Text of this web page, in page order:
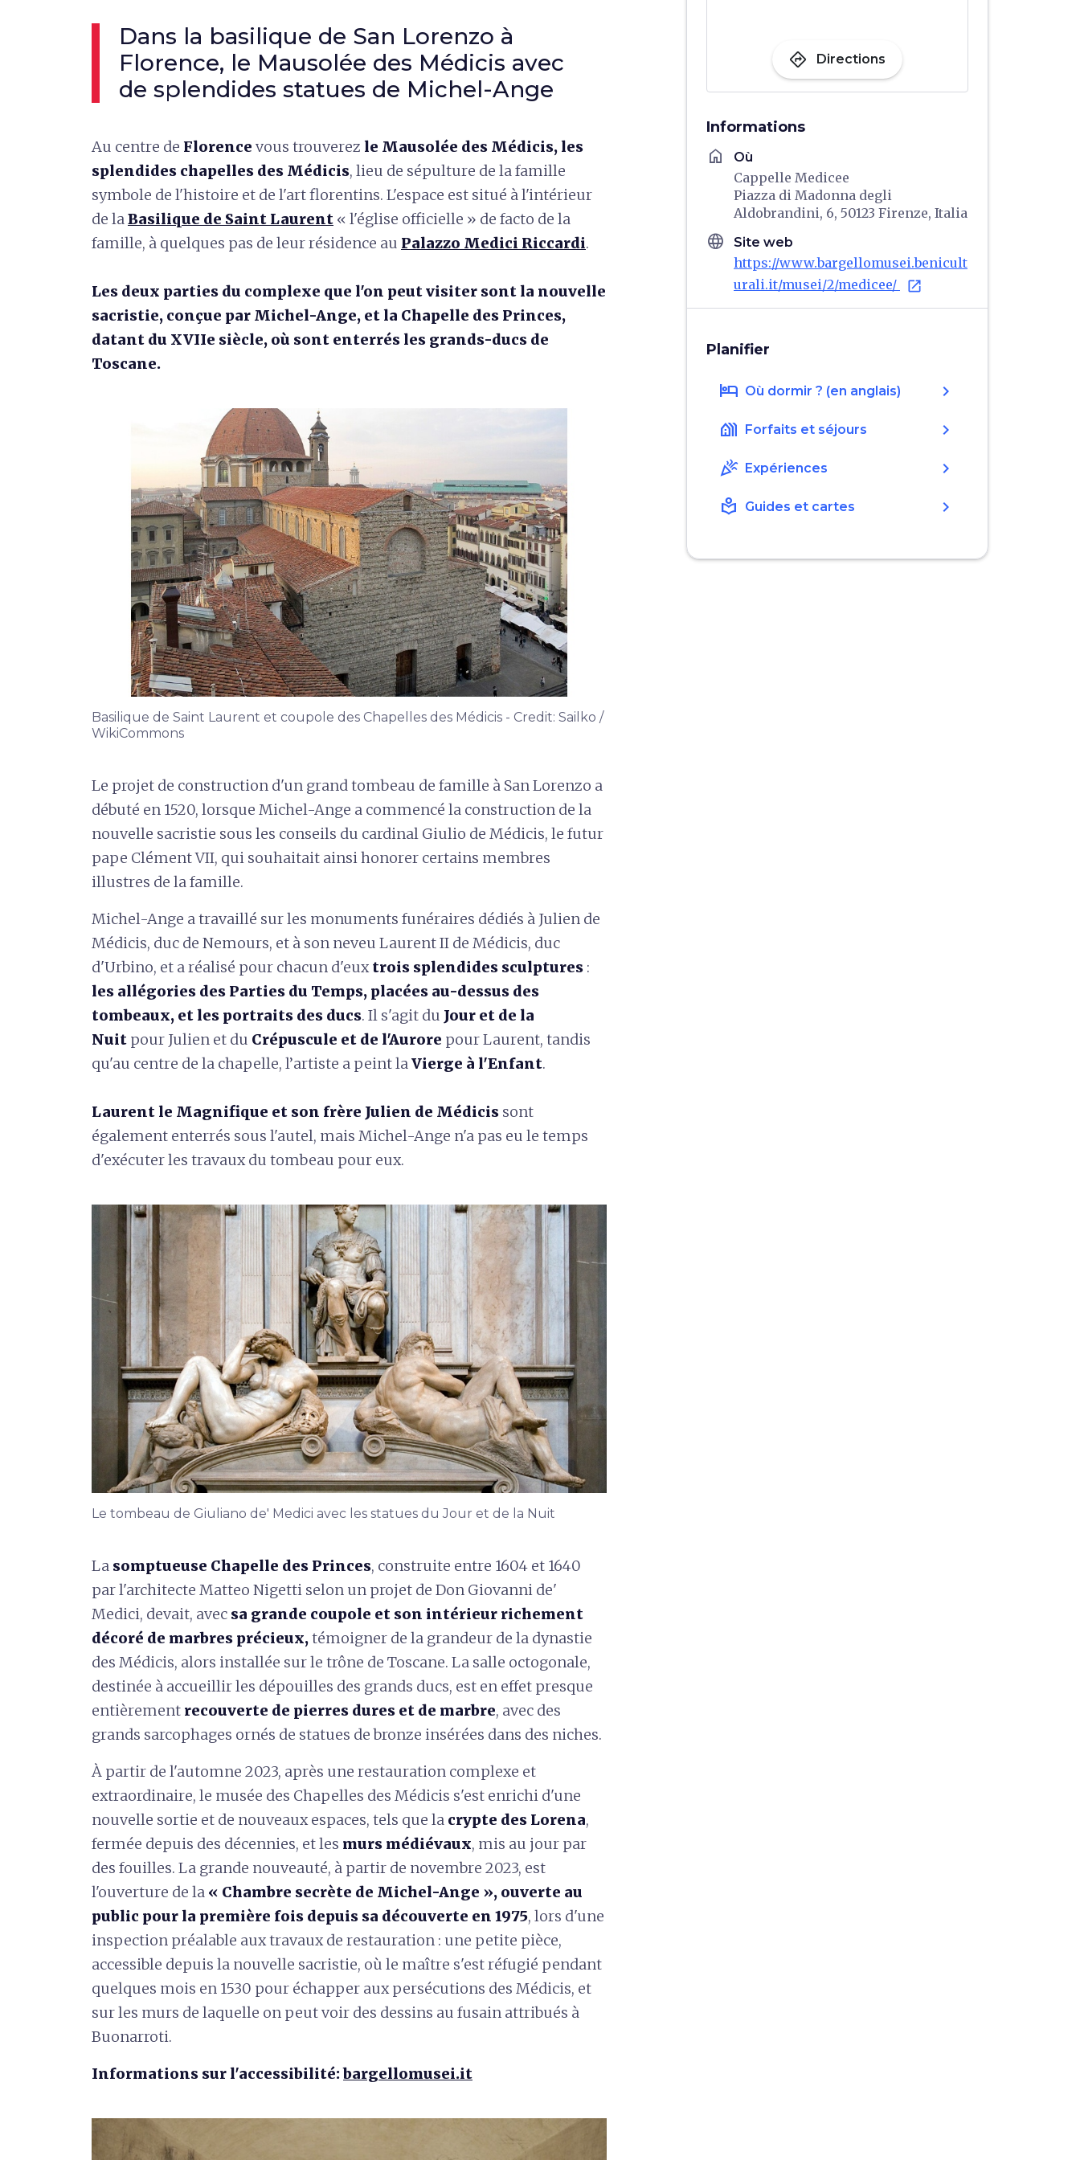
Dans la basilique de San Lorenzo à
Florence, le Mausolée des Médicis avec
de splendides statues de Michel-Ange
Au centre de Florence vous trouverez le Mausolée des Médicis, les
splendides chapelles des Médicis, lieu de sépulture de la famille
symbole de l'histoire et de l'art florentins. L'espace est situé à l'intérieur
de laBasilique de Saint Laurent « l'église officielle » de facto de la
famille, à quelques pas de leur résidence au Palazzo Medici Riccardi.
Les deux parties du complexe que l'on peut visiter sont la nouvelle
sacristie, conçue par Michel-Ange, et la Chapelle des Princes,
datant du XVIIe siècle, où sont enterrés les grands-ducs de
Toscane.
Basilique de Saint Laurent et coupole des Chapelles des Médicis - Credit: Sailko /
WikiCommons
Le projet de construction d'un grand tombeau de famille à San Lorenzo a
débuté en 1520, lorsque Michel-Ange a commencé la construction de la
nouvelle sacristie sous les conseils du cardinal Giulio de Médicis, le futur
pape Clément VII, qui souhaitait ainsi honorer certains membres
illustres de la famille.
Michel-Ange a travaillé sur les monuments funéraires dédiés à Julien de
Médicis, duc de Nemours, et à son neveu Laurent II de Médicis, duc
d'Urbino, et a réalisé pour chacun d'euxtrois splendides sculptures :
les allégories des Parties du Temps, placées au-dessus des
tombeaux, et les portraits des ducs. Il s'agit du Jour et de la
Nuit pour Julien et du Crépuscule et de l'Aurore pour Laurent, tandis
qu'au centre de la chapelle, l’artiste a peint laVierge à l'Enfant.
Laurent le Magnifique et son frère Julien de Médicis sont
également enterrés sous l'autel, mais Michel-Ange n'a pas eu le temps
d'exécuter les travaux du tombeau pour eux.
Le tombeau de Giuliano de' Medici avec les statues du Jour et de la Nuit
La somptueuse Chapelle des Princes, construite entre 1604 et 1640
par l'architecte Matteo Nigetti selon un projet de Don Giovanni de'
Medici, devait, avec sa grande coupole et son intérieur richement
décoré de marbres précieux,témoigner de la grandeur de la dynastie
des Médicis, alors installée sur le trône de Toscane. La salle octogonale,
destinée à accueillir les dépouilles des grands ducs, est en effet presque
entièrement recouverte de pierres dures et de marbre, avec des
grands sarcophages ornés de statues de bronze insérées dans des niches.
À partir de l'automne 2023, après une restauration complexe et
extraordinaire, le musée des Chapelles des Médicis s'est enrichi d'une
nouvelle sortie et de nouveaux espaces, tels que la crypte des Lorena,
fermée depuis des décennies, et les murs médiévaux, mis au jour par
des fouilles. La grande nouveauté, à partir de novembre 2023, est
l'ouverture de la « Chambre secrète de Michel-Ange », ouverte au
public pour la première fois depuis sa découverte en 1975, lors d'une
inspection préalable aux travaux de restauration : une petite pièce,
accessible depuis la nouvelle sacristie, où le maître s'est réfugié pendant
quelques mois en 1530 pour échapper aux persécutions des Médicis, et
sur les murs de laquelle on peut voir des dessins au fusain attribués à
Buonarroti.
Informations sur l'accessibilité:bargellomusei.it
directions Directions
Informations
home Où
Cappelle Medicee
Piazza di Madonna degli
Aldobrandini, 6, 50123 Firenze, Italia
language Site web
https://www.bargellomusei.benicult
urali.it/musei/2/medicee/
open_in_new
Planifier
hotel Où dormir ? (en anglais) chevron_right
holiday_village Forfaits et séjours chevron_right
celebration Expériences chevron_right
local_library Guides et cartes chevron_right